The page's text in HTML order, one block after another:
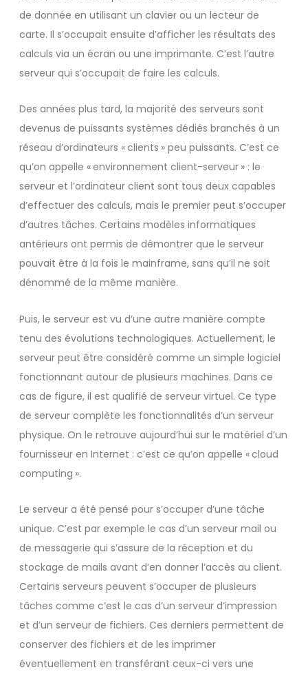
de donnée en utilisant un clavier ou un lecteur de
carte. Il s’occupait ensuite d’afficher les résultats des
calculs via un écran ou une imprimante. C’est l’autre
serveur qui s’occupait de faire les calculs.
Des années plus tard, la majorité des serveurs sont
devenus de puissants systèmes dédiés branchés à un
réseau d’ordinateurs « clients » peu puissants. C’est ce
qu’on appelle « environnement client-serveur » : le
serveur et l’ordinateur client sont tous deux capables
d’effectuer des calculs, mais le premier peut s’occuper
d’autres tâches. Certains modèles informatiques
antérieurs ont permis de démontrer que le serveur
pouvait être à la fois le mainframe, sans qu’il ne soit
dénommé de la même manière.
Puis, le serveur est vu d’une autre manière compte
tenu des évolutions technologiques. Actuellement, le
serveur peut être considéré comme un simple logiciel
fonctionnant autour de plusieurs machines. Dans ce
cas de figure, il est qualifié de serveur virtuel. Ce type
de serveur complète les fonctionnalités d’un serveur
physique. On le retrouve aujourd’hui sur le matériel d’un
fournisseur en Internet : c’est ce qu’on appelle « cloud
computing ».
Le serveur a été pensé pour s’occuper d’une tâche
unique. C’est par exemple le cas d’un serveur mail ou
de messagerie qui s’assure de la réception et du
stockage de mails avant d’en donner l’accès au client.
Certains serveurs peuvent s’occuper de plusieurs
tâches comme c’est le cas d’un serveur d’impression
et d’un serveur de fichiers. Ces derniers permettent de
conserver des fichiers et de les imprimer
éventuellement en transférant ceux-ci vers une